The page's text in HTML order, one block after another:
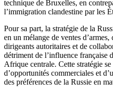
technique de Bruxelles, en
l’immigration clandestine par les
Pour sa part, la stratégie de la
en un mélange de ventes
dirigeants autoritaires et de
détriment de l’influence française
Afrique centrale. Cette stratégie
d’opportunités commerciales et
des préférences de la Russie en